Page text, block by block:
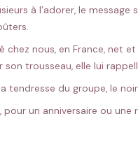
à l’adorer, le
chez nous, en France, net
son trousseau, elle lui
tendresse du groupe, le
pour un anniversaire ou